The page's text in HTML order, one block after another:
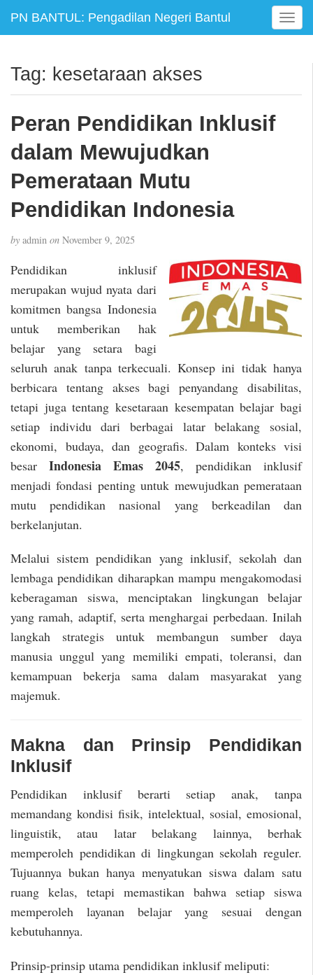
PN BANTUL: Pengadilan Negeri Bantul
T
o
e
Tag: kesetaraan akses
Peran Pendidikan Inklusif
dalam Mewujudkan
Pemerataan Mutu
Pendidikan Indonesia
by admin on November 9, 2025
Pendidikan inklusif
merupakan wujud nyata dari
komitmen bangsa Indonesia
untuk memberikan hak
belajar yang setara bagi
seluruh anak tanpa terkecuali. Konsep ini tidak hanya
berbicara tentang akses bagi penyandang disabilitas,
tetapi juga tentang kesetaraan kesempatan belajar bagi
setiap individu dari berbagai latar belakang sosial,
ekonomi, budaya, dan geografis. Dalam konteks visi
besar Indonesia Emas 2045, pendidikan inklusif
menjadi fondasi penting untuk mewujudkan pemerataan
mutu pendidikan nasional yang berkeadilan dan
berkelanjutan.
Melalui sistem pendidikan yang inklusif, sekolah dan
lembaga pendidikan diharapkan mampu mengakomodasi
keberagaman siswa, menciptakan lingkungan belajar
yang ramah, adaptif, serta menghargai perbedaan. Inilah
langkah strategis untuk membangun sumber daya
manusia unggul yang memiliki empati, toleransi, dan
kemampuan bekerja sama dalam masyarakat yang
majemuk.
Makna dan Prinsip Pendidikan
Inklusif
Pendidikan inklusif berarti setiap anak, tanpa
memandang kondisi fisik, intelektual, sosial, emosional,
linguistik, atau latar belakang lainnya, berhak
memperoleh pendidikan di lingkungan sekolah reguler.
Tujuannya bukan hanya menyatukan siswa dalam satu
ruang kelas, tetapi memastikan bahwa setiap siswa
memperoleh layanan belajar yang sesuai dengan
kebutuhannya.
Prinsip-prinsip utama pendidikan inklusif meliputi: